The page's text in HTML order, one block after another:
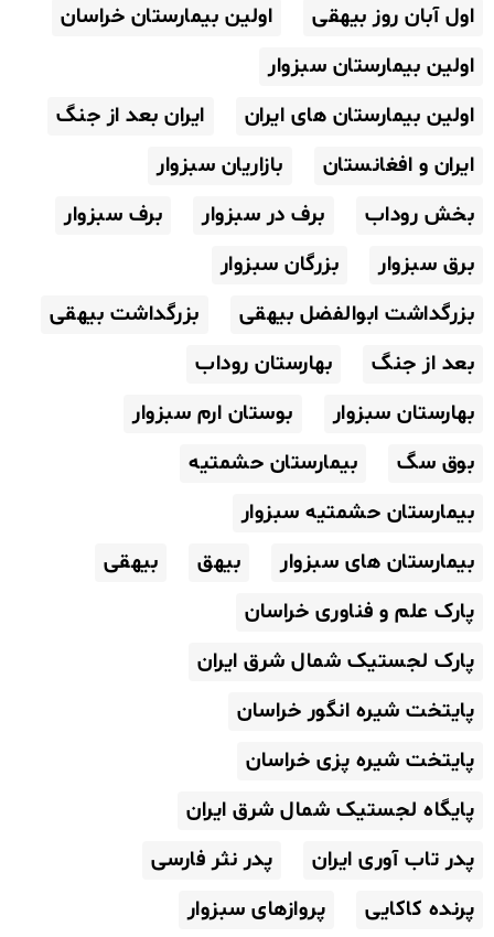
اول آبان روز بیهقی
اولین بیمارستان خراسان
اولین بیمارستان سبزوار
اولین بیمارستان های ایران
ایران بعد از جنگ
ایران و افغانستان
بازاریان سبزوار
بخش روداب
برف در سبزوار
برف سبزوار
برق سبزوار
بزرگان سبزوار
بزرگداشت ابوالفضل بیهقی
بزرگداشت بیهقی
بعد از جنگ
بهارستان روداب
بهارستان سبزوار
بوستان ارم سبزوار
بوق سگ
بیمارستان حشمتیه
بیمارستان حشمتیه سبزوار
بیمارستان های سبزوار
بیهق
بیهقی
پارک علم و فناوری خراسان
پارک لجستیک شمال شرق ایران
پایتخت شیره انگور خراسان
پایتخت شیره پزی خراسان
پایگاه لجستیک شمال شرق ایران
پدر تاب آوری ایران
پدر نثر فارسی
پرنده کاکایی
پروازهای سبزوار